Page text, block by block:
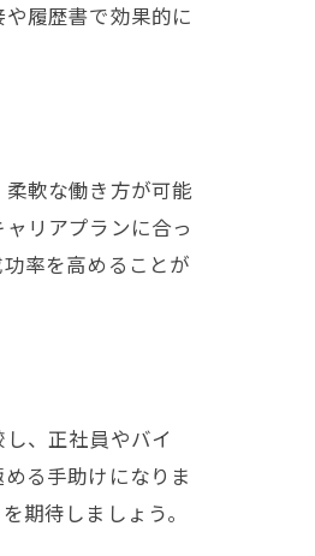
履歴書で効果的に
軟な働き方が可能
リアプランに合っ
率を高めることが
、正社員やバイ
る手助けになりま
期待しましょう。